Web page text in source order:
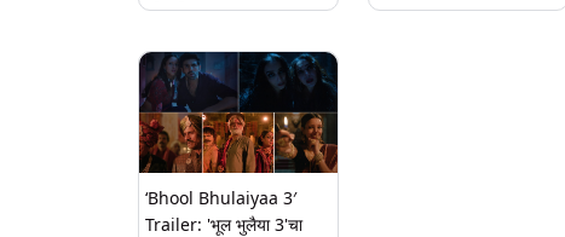
'सिंघम अगेन' टाकले मागे, आता
'भूल भुलैया 3'चा बॉक्स
‘Bhool Bhulaiyaa 3′
Trailer: 'भूल भुलैया 3'चा